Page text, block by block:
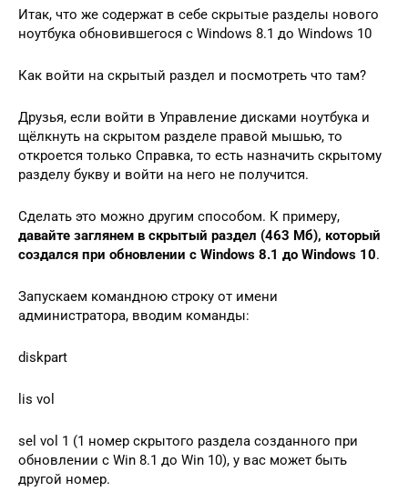
Итак, что же содержат в себе скрытые разделы нового
ноутбука обновившегося с Windows 8.1 до Windows 10
Как войти на скрытый раздел и посмотреть что там?
Друзья, если войти в Управление дисками ноутбука и
щёлкнуть на скрытом разделе правой мышью, то
откроется только Справка, то есть назначить скрытому
разделу букву и войти на него не получится.
Сделать это можно другим способом. К примеру,
давайте заглянем в скрытый раздел (463 Мб), который
создался при обновлении с Windows 8.1 до Windows 10.
Запускаем командною строку от имени
администратора, вводим команды:
diskpart
lis vol
sel vol 1 (1 номер скрытого раздела созданного при
обновлении с Win 8.1 до Win 10), у вас может быть
другой номер.